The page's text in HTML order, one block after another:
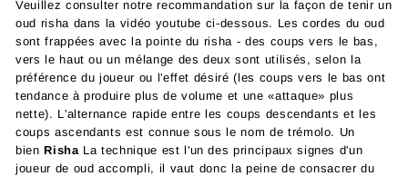
Veuillez consulter notre recommandation sur la façon de tenir un
oud risha dans la vidéo youtube ci-dessous. Les cordes du oud
sont frappées avec la pointe du risha - des coups vers le bas,
vers le haut ou un mélange des deux sont utilisés, selon la
préférence du joueur ou l'effet désiré (les coups vers le bas ont
tendance à produire plus de volume et une «attaque» plus
nette). L'alternance rapide entre les coups descendants et les
coups ascendants est connue sous le nom de trémolo. Un
bien Risha La technique est l'un des principaux signes d'un
joueur de oud accompli, il vaut donc la peine de consacrer du